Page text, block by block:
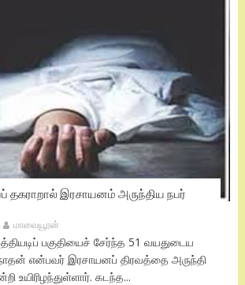
தகராறால் இரசாயனம் அருந்திய நபர்
மாவையூரன்
பகுதியைச் சேர்ந்த 51 வயதுடைய
என்பவர் இரசாயனப் திரவத்தை அருந்தி
உயிரிழந்துள்ளார். கடந்த...